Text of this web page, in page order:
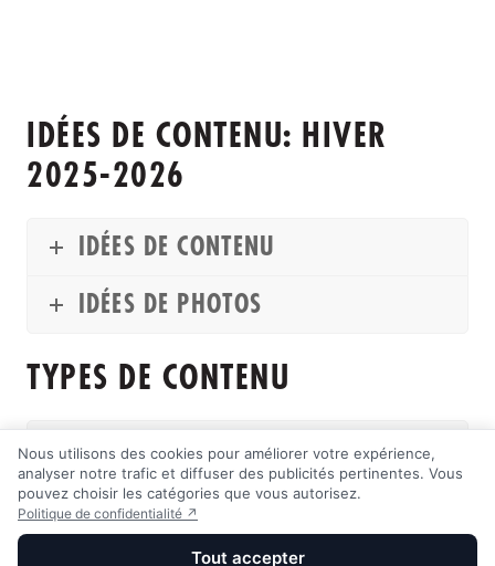
IDÉES DE CONTENU: HIVER
2025-2026
IDÉES DE CONTENU
IDÉES DE PHOTOS
TYPES DE CONTENU
TYPES DE CONTENU
TYPES DE PHOTOS
Nous utilisons des cookies pour améliorer votre expérience,
analyser notre trafic et diffuser des publicités pertinentes. Vous
pouvez choisir les catégories que vous autorisez.
Politique de confidentialité ↗
Tout accepter